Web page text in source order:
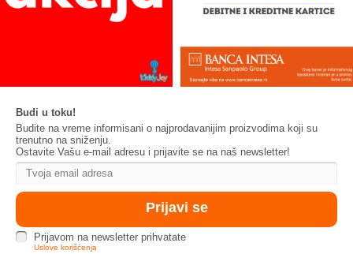
Budi u toku!
Budite na vreme informisani o najprodavanijim proizvodima koji su
trenutno na sniženju.
Ostavite Vašu e-mail adresu i prijavite se na naš newsletter!
Prijavom na newsletter prihvatate
Uslove korišćenja